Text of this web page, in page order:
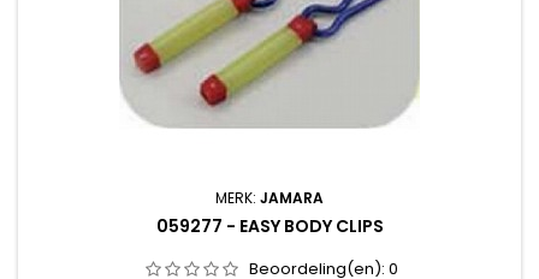
MERK: JAMARA
059277 - EASY BODY CLIPS
Beoordeling(en): 0